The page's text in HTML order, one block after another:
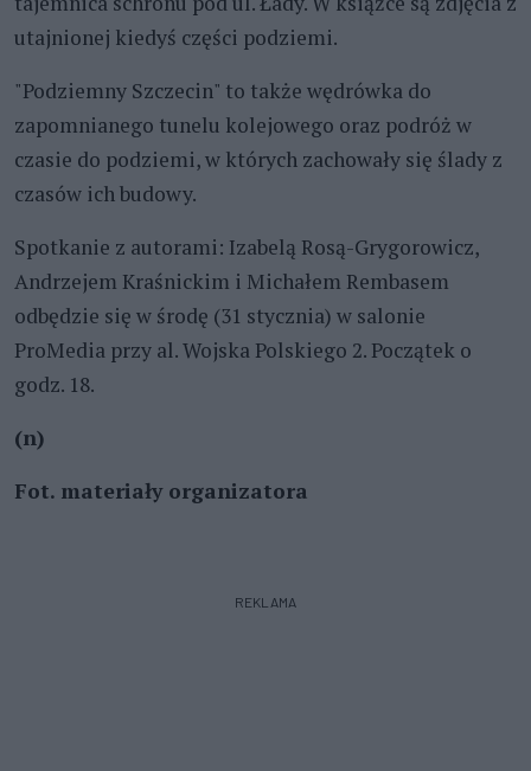
utajnionej kiedyś części podziemi.
"Podziemny Szczecin" to także wędrówka do
zapomnianego tunelu kolejowego oraz podróż w
czasie do podziemi, w których zachowały się ślady z
czasów ich budowy.
Spotkanie z autorami: Izabelą Rosą-Grygorowicz,
Andrzejem Kraśnickim i Michałem Rembasem
odbędzie się w środę (31 stycznia) w salonie
ProMedia przy al. Wojska Polskiego 2. Początek o
godz. 18.
(n)
Fot. materiały organizatora
REKLAMA